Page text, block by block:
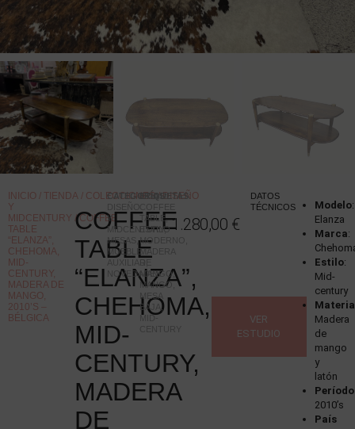
INICIO / TIENDA / COLECCIONES / DISEÑO
Y
MIDCENTURY / COFFEE
TABLE
“ELANZA”,
CHEHOMA,
MID-
CENTURY,
MADERA DE
MANGO,
2010’S –
BÉLGICA
COFFEE
TABLE
“ELANZA”,
CHEHOMA,
MID-
CENTURY,
MADERA
DE
CATEGORÍAS :
Y
MIDCENTURY,
MESAS
,
MUEBLE
NOVEDADES
ETIQUETAS:
TABLE,
ESTILO
MODERNO
MADERA
MANGO,
MANGO
MESA
BAJA
MID-
1.280,00 €
VER
ESTUDIO
DATOS
TÉCNICOS
Modelo:
Elanza
Marca:
Estilo:
Mid-
century
Madera
de
mango
y
latón
Período
2010’s
País